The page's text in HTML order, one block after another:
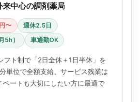
来中心の調剤薬局
〜
週休2.5日
5h）
車通勤OK
フト制で「2日全休＋1日半休」を
単位で全額支給、サービス残業は
ベートも大切にしたい方に最適で